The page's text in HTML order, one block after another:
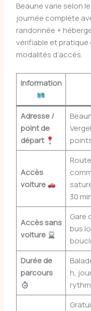
Beaune varie selon
journée complète
randonnée +
vérifiable et pratique
modalités d’accès.
Information
Adresse /
point de
départ
Accès
voiture
30
Accès sans
voiture
Gare
bus
Durée de
parcours
h,